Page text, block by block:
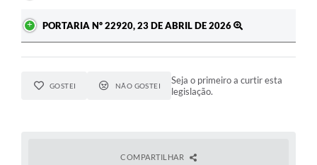
PORTARIA Nº 22920, 23 DE ABRIL DE 2026
GOSTEI NÃO GOSTEI
Seja o primeiro a curtir esta
legislação.
COMPARTILHAR